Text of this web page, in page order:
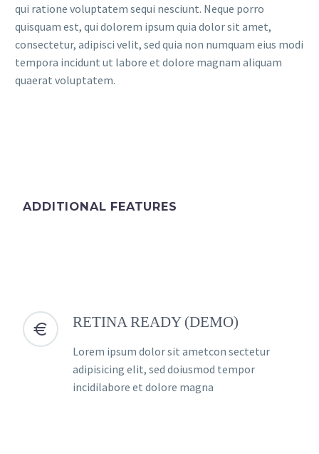
qui ratione voluptatem sequi nesciunt. Neque porro
quisquam est, qui dolorem ipsum quia dolor sit amet,
consectetur, adipisci velit, sed quia non numquam eius modi
tempora incidunt ut labore et dolore magnam aliquam
quaerat voluptatem.
ADDITIONAL FEATURES

 RETINA READY (DEMO)
Lorem ipsum dolor sit ametcon sectetur
adipisicing elit, sed doiusmod tempor
incidilabore et dolore magna